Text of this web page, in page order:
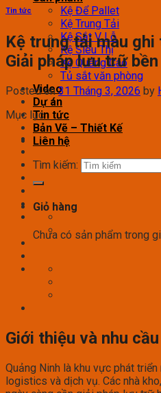
Kệ Để Pallet
Kệ Trung Tải
Kệ Sắt V Lỗ
Kệ Siêu Thị
Kệ Quảng Cáo
Tủ sắt văn phòng
Video
Dự án
Tin tức
Bản Vẽ – Thiết Kế
Liên hệ
Tìm kiếm:
Giỏ hàng
Chưa có sản phẩm trong
Tin tức
Kệ trung tải màu ghi
Giải pháp lưu trữ
Posted on31 Tháng 3, 2026 by
Mục lục
Giới thiệu và nhu
Quảng Ninh là khu vực phát
logistics và dịch vụ. Các nhà